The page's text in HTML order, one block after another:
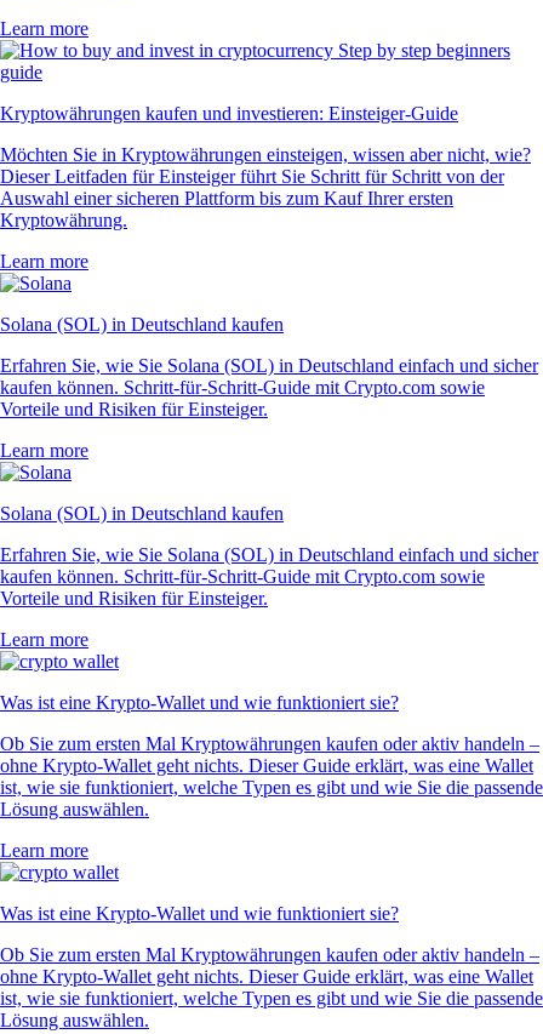
Learn more
Kryptowährungen kaufen und investieren: Einsteiger-Guide
Möchten Sie in Kryptowährungen einsteigen, wissen aber nicht, wie?
Dieser Leitfaden für Einsteiger führt Sie Schritt für Schritt von der
Auswahl einer sicheren Plattform bis zum Kauf Ihrer ersten
Kryptowährung.
Learn more
Solana (SOL) in Deutschland kaufen
Erfahren Sie, wie Sie Solana (SOL) in Deutschland einfach und sicher
kaufen können. Schritt-für-Schritt-Guide mit Crypto.com sowie
Vorteile und Risiken für Einsteiger.
Learn more
Solana (SOL) in Deutschland kaufen
Erfahren Sie, wie Sie Solana (SOL) in Deutschland einfach und sicher
kaufen können. Schritt-für-Schritt-Guide mit Crypto.com sowie
Vorteile und Risiken für Einsteiger.
Learn more
Was ist eine Krypto-Wallet und wie funktioniert sie?
Ob Sie zum ersten Mal Kryptowährungen kaufen oder aktiv handeln –
ohne Krypto-Wallet geht nichts. Dieser Guide erklärt, was eine Wallet
ist, wie sie funktioniert, welche Typen es gibt und wie Sie die passende
Lösung auswählen.
Learn more
Was ist eine Krypto-Wallet und wie funktioniert sie?
Ob Sie zum ersten Mal Kryptowährungen kaufen oder aktiv handeln –
ohne Krypto-Wallet geht nichts. Dieser Guide erklärt, was eine Wallet
ist, wie sie funktioniert, welche Typen es gibt und wie Sie die passende
Lösung auswählen.